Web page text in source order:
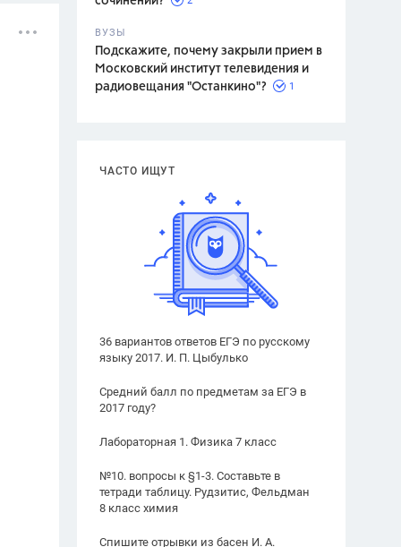
ВУЗЫ
Подскажите, почему закрыли прием в
Московский институт телевидения и
радиовещания "Останкино"?
1
ЧАСТО ИЩУТ
36 вариантов ответов ЕГЭ по русскому
языку 2017. И. П. Цыбулько
Средний балл по предметам за ЕГЭ в
2017 году?
Лабораторная 1. Физика 7 класс
№10. вопросы к §1-3. Составьте в
тетради таблицу. Рудзитис, Фельдман
8 класс химия
Спишите отрывки из басен И. А.